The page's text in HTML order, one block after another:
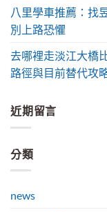
八里學車推薦：找
別上路恐懼
去哪裡走淡江大橋
路徑與目前替代攻
近期留言
分類
news